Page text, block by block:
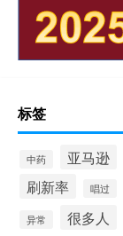
标签
中药 亚马逊
刷新率 唱过
异常 很多人